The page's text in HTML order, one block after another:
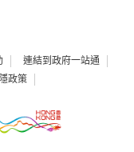
連結到政府一站通
政策